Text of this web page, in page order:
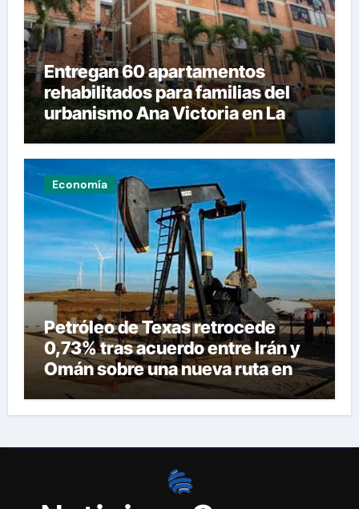
Entregan 60 apartamentos
rehabilitados para familias del
urbanismo Ana Victoria en La
Guaira
Economía
Petróleo de Texas retrocede
0,73% tras acuerdo entre Irán y
Omán sobre una nueva ruta en
Ormuz